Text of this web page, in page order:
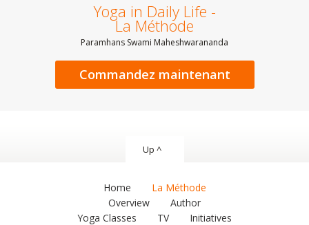
Yoga in Daily Life -
La Méthode
Paramhans Swami Maheshwarananda
Commandez maintenant
Up ^
Home
La Méthode
Overview
Author
Yoga Classes
TV
Initiatives